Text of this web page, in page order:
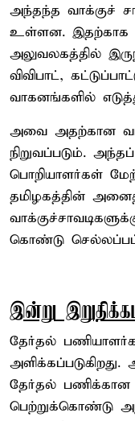
அந்தந்த வாக்குச்
உள்ளன. இதற்காக
அலுவலகத்தில்
விவிபாட்,
வாகனங்களில்
அவை அதற்கான
நிறுவப்படும்.
பொறியாளர்கள்
தமிழகத்தின்
கொண்டு
இன்று
தேர்தல்
தேர்தல்
பெற்றுக்கொண்டு